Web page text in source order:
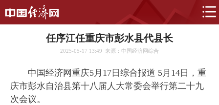
任序江任重庆市彭水县代县长
2025-05-17 13:49 来源：中国经济网综合
中国经济网重庆5月17日综合报道 5月14日，重
庆市彭水自治县第十八届人大常委会举行第二十九
次会议。